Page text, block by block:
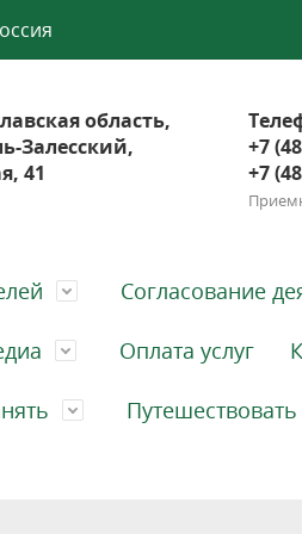
область,
Залесский,
41
+7
+7
Согласование
Оплата услуг
Путешествовать